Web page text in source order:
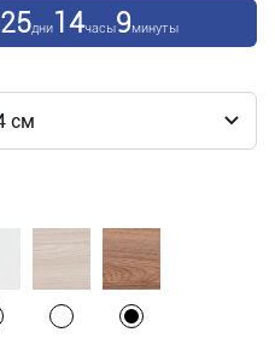
25дни14часы9минуты